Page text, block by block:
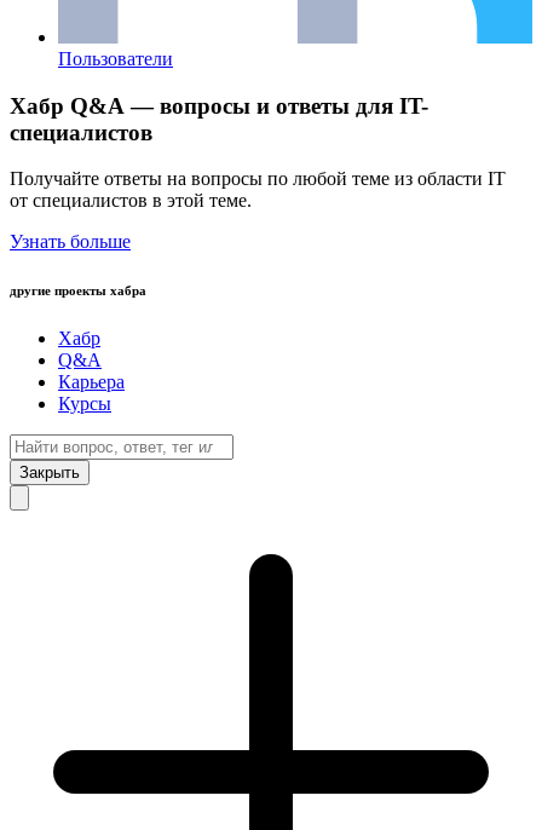
Пользователи
Хабр Q&A — вопросы и ответы для IT-
специалистов
Получайте ответы на вопросы по любой теме из области IT
от специалистов в этой теме.
Узнать больше
другие проекты хабра
Хабр
Q&A
Карьера
Курсы
Закрыть